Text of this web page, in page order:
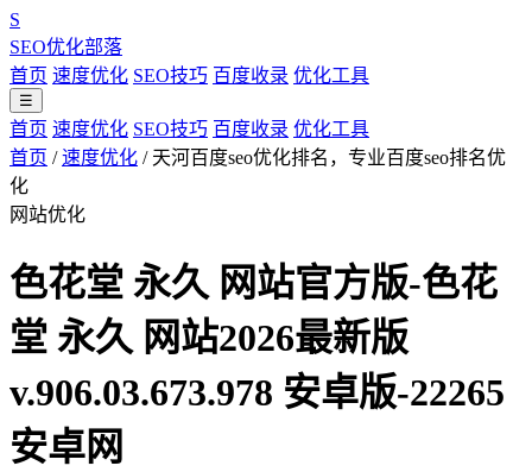
S
SEO优化部落
首页 速度优化 SEO技巧 百度收录 优化工具
☰
首页 速度优化 SEO技巧 百度收录 优化工具
首页 / 速度优化 / 天河百度seo优化排名，专业百度seo排名优
化
网站优化
色花堂 永久 网站官方版-色花
堂 永久 网站2026最新版
v.906.03.673.978 安卓版-22265
安卓网